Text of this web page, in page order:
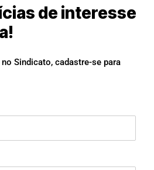
de interesse
Sindicato, cadastre-se para